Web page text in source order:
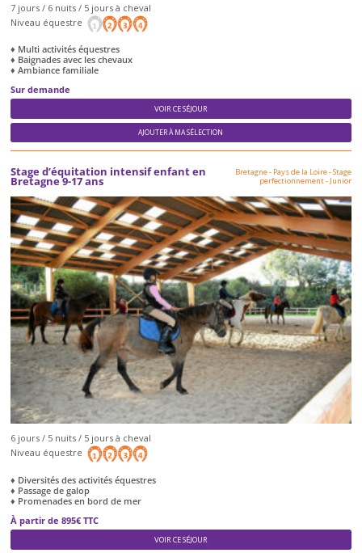
7 jours / 6 nuits / 5 jours à cheval
Niveau équestre
♦ Multi activités équestres
♦ Baignades avec les chevaux
♦ Ambiance familiale
Sur demande
VOIR CE SÉJOUR
AJOUTER À MA SÉLECTION
Stage d’équitation intensif enfant en
Bretagne 9-17 ans
Bretagne - Pays de la Loire-Stage
perfectionnement- Junior
6 jours / 5 nuits / 5 jours à cheval
Niveau équestre
♦ Diversités des activités équestres
♦ Passage de galop
♦ Promenades en bord de mer
À partir de 895€ TTC
VOIR CE SÉJOUR